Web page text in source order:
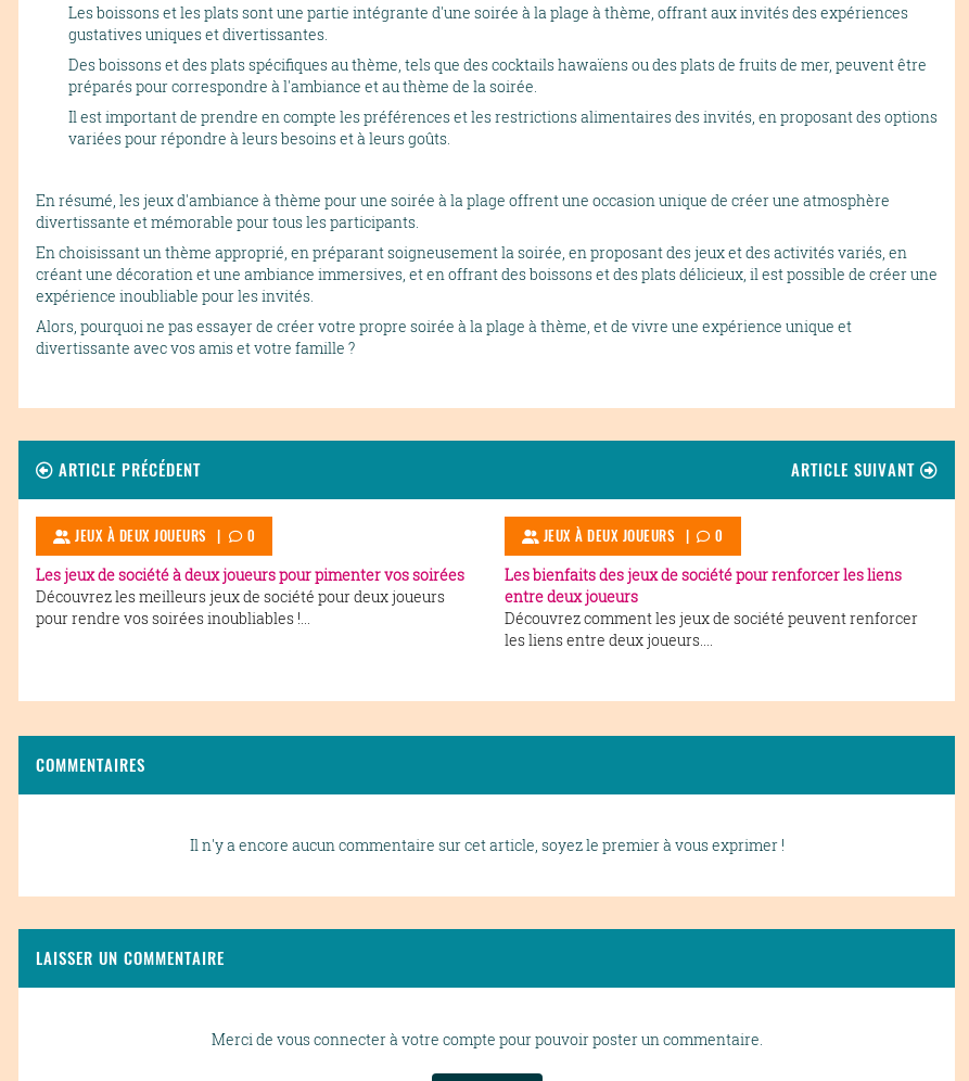
Les boissons et les plats sont une partie intégrante d'une soirée à la plage à thème, offrant aux invités des expériences
gustatives uniques et divertissantes.
Des boissons et des plats spécifiques au thème, tels que des cocktails hawaïens ou des plats de fruits de mer, peuvent être
préparés pour correspondre à l'ambiance et au thème de la soirée.
Il est important de prendre en compte les préférences et les restrictions alimentaires des invités, en proposant des options
variées pour répondre à leurs besoins et à leurs goûts.
En résumé, les jeux d'ambiance à thème pour une soirée à la plage offrent une occasion unique de créer une atmosphère
divertissante et mémorable pour tous les participants.
En choisissant un thème approprié, en préparant soigneusement la soirée, en proposant des jeux et des activités variés, en
créant une décoration et une ambiance immersives, et en offrant des boissons et des plats délicieux, il est possible de créer une
expérience inoubliable pour les invités.
Alors, pourquoi ne pas essayer de créer votre propre soirée à la plage à thème, et de vivre une expérience unique et
divertissante avec vos amis et votre famille ?
ARTICLE PRÉCÉDENT
JEUX À DEUX JOUEURS | 0
Les jeux de société à deux joueurs pour pimenter vos soirées
Découvrez les meilleurs jeux de société pour deux joueurs
pour rendre vos soirées inoubliables !...
ARTICLE SUIVANT
JEUX À DEUX JOUEURS | 0
Les bienfaits des jeux de société pour renforcer les liens
entre deux joueurs
Découvrez comment les jeux de société peuvent renforcer
les liens entre deux joueurs....
COMMENTAIRES
Il n'y a encore aucun commentaire sur cet article, soyez le premier à vous exprimer !
LAISSER UN COMMENTAIRE
Merci de vous connecter à votre compte pour pouvoir poster un commentaire.